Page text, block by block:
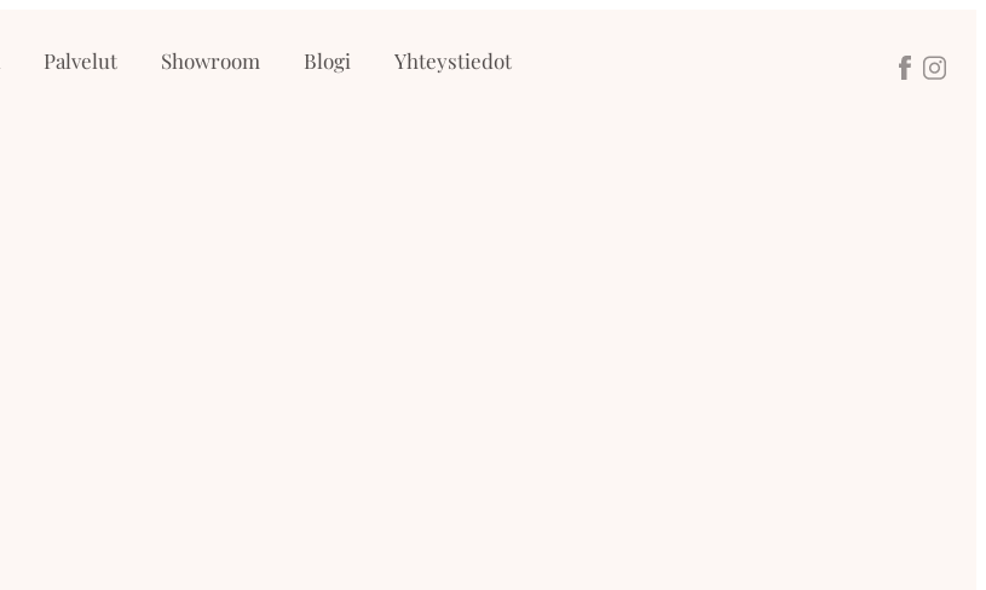
Palvelut Showroom Blogi Yhteystiedot